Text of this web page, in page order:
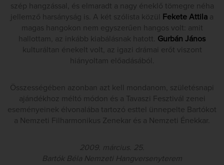
szép hangzással, és elmaradt a nagy éneklő tömegre néha
jellemző harsányság is. A két szólista közül
Fekete Attila a
magas hangokon nem egyszerűen hangos volt: amit
hallottam, az inkább kiabálásnak hatott. Gurbán János
kulturáltan énekelt volt, az igazi drámai erőt viszont
hiányoltam előadásából.
Összességében azonban azt kell mondanom, születésnapi
ajándékhoz méltó módon és a Tavaszi Fesztivál zenei
eseményeinek élvonalába tartozó esttel ünnepelte Bartókot
a Nemzeti Filharmonikus Zenekar és a Nemzeti Énekkar.
2009. március. 25.
Bartók Béla Nemzeti Hangversenyterem